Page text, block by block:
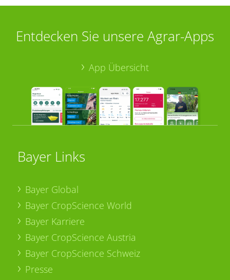
Entdecken Sie unsere Agrar-Apps
App Übersicht
Bayer Links
Bayer Global
Bayer CropScience World
Bayer Karriere
Bayer CropScience Austria
Bayer CropScience Schweiz
Presse